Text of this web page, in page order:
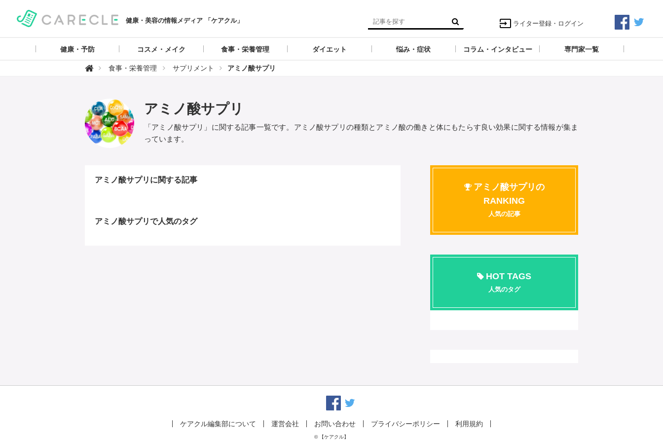
健康・美容の情報メディア 「ケアクル」 ライター登録・ログイン
健康・予防 コスメ・メイク 食事・栄養管理 ダイエット 悩み・症状 コラム・インタビュー 専門家一覧
【
】
食事・栄養管理 サプリメント アミノ酸サプリ
アミノ酸サプリ
「アミノ酸サプリ」に関する記事一覧です。アミノ酸サプリの種類とアミノ酸の働きと体にもたらす良い効果に関する情報が集ま
っています。
アミノ酸サプリに関する記事
アミノ酸サプリで人気のタグ
アミノ酸サプリの
RANKING
人気の記事
HOT TAGS
人気のタグ
ケアクル編集部について 運営会社 お問い合わせ プライバシーポリシー 利用規約
© 【ケアクル】